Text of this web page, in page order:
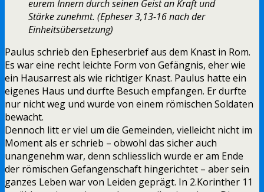
eurem Innern durch seinen Geist an Kraft und
Stärke zunehmt. (Epheser 3,13-16 nach der
Einheitsübersetzung)
Paulus schrieb den Epheserbrief aus dem Knast in Rom.
Es war eine recht leichte Form von Gefängnis, eher wie
ein Hausarrest als wie richtiger Knast. Paulus hatte ein
eigenes Haus und durfte Besuch empfangen. Er durfte
nur nicht weg und wurde von einem römischen Soldaten
bewacht.
Dennoch litt er viel um die Gemeinden, vielleicht nicht im
Moment als er schrieb – obwohl das sicher auch
unangenehm war, denn schliesslich wurde er am Ende
der römischen Gefangenschaft hingerichtet – aber sein
ganzes Leben war von Leiden geprägt. In 2.Korinther 11